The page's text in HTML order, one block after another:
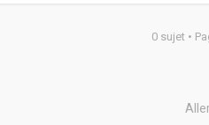
0 sujet •